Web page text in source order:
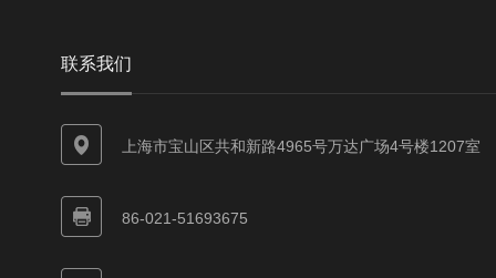
联系我们
上海市宝山区共和新路4965号万达广场4号楼1207室
86-021-51693675